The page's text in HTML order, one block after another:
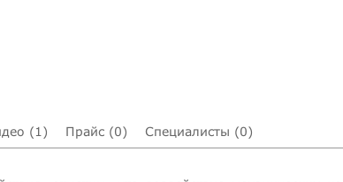
(1) Прайс (0) Специалисты (0)